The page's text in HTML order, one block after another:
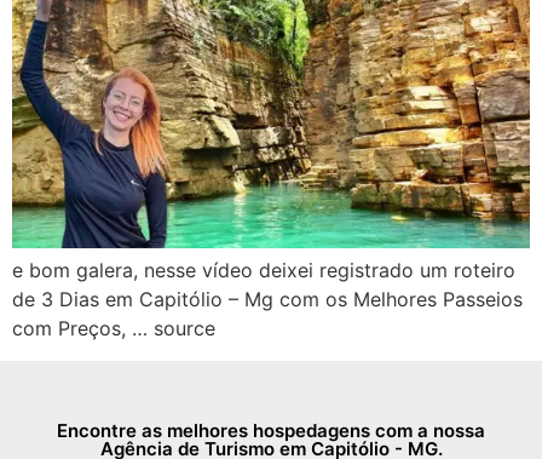
e bom galera, nesse vídeo deixei registrado um roteiro
de 3 Dias em Capitólio – Mg com os Melhores Passeios
com Preços, … source
Encontre as melhores hospedagens com a nossa
Agência de Turismo em Capitólio - MG.